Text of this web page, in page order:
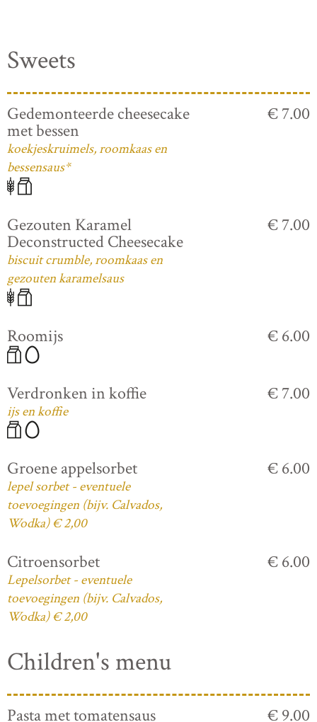
Sweets
Gedemonteerde cheesecake
met bessen
koekjeskruimels, roomkaas en
bessensaus*
€ 7.00
Gezouten Karamel
Deconstructed Cheesecake
biscuit crumble, roomkaas en
gezouten karamelsaus
€ 7.00
Roomijs € 6.00
Verdronken in koffie
ijs en koffie
€ 7.00
Groene appelsorbet
lepel sorbet - eventuele
toevoegingen (bijv. Calvados,
Wodka) € 2,00
€ 6.00
Citroensorbet
Lepelsorbet - eventuele
toevoegingen (bijv. Calvados,
Wodka) € 2,00
€ 6.00
Children's menu
Pasta met tomatensaus € 9.00